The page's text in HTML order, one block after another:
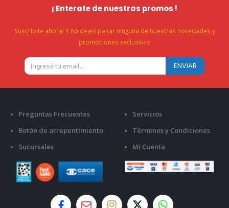
¡ Enterate de nuestras promos !
Suscribite ahora! Y no dejes pasar ninguna de nuestras novedades y
promociones exclusivas
Preguntas Frecuentes
Botón de arrepentimiento
Sucursales
Servicios
Términos y Condiciones
Mi Cuenta